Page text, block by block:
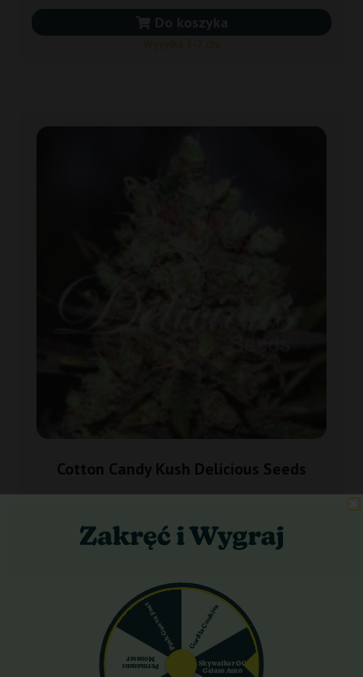
Do koszyka
Wysyłka 3-7 dni
Cotton Candy Kush Delicious Seeds
Do koszyka
Wysyłka 3-7 dni
Gorilla Cookies
Skywalker OG
Gelato Auto
Permanent
Monster
Pink Guava Fast